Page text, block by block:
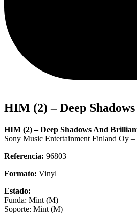
HIM (2) – Deep
HIM (2) – Deep Shadows And
Sony Music Entertainment Finland Oy –
Referencia: 96803
Formato: Vinyl
Estado:
Funda: Mint (M)
Soporte: Mint (M)